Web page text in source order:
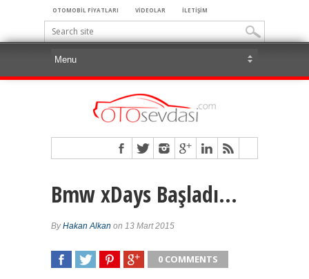
OTOMOBİL FİYATLARI VİDEOLAR İLETİŞİM
Bmw xDays Başladı…
ByHakan Alkan on 13 Mart 2015
0 COMMENTS